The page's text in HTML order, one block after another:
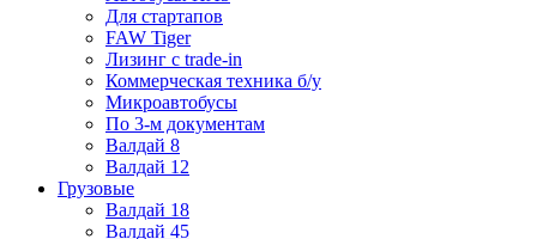
Для стартапов
FAW Tiger
Лизинг с trade-in
Коммерческая техника б/у
Микроавтобусы
По 3-м документам
Валдай 8
Валдай 12
Грузовые
Валдай 18
Валдай 45